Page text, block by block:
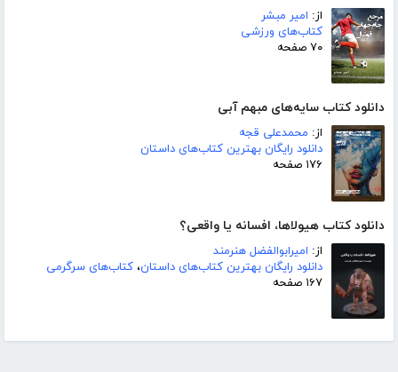
از: امیر مبشر
کتاب‌های ورزشی
۷۰ صفحه
دانلود کتاب سایه‌های مبهم آبی
از: محمدعلی قجه
دانلود رایگان بهترین کتاب‌های داستان
۱۷۶ صفحه
دانلود کتاب هیولاها، افسانه یا واقعی؟
از: امیرابوالفضل هنرمند
دانلود رایگان بهترین کتاب‌های داستان، کتاب‌های سرگرمی
۱۶۷ صفحه